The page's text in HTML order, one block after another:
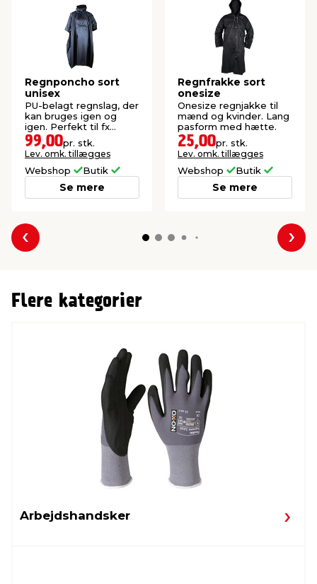
Regnponcho sort
unisex
PU-belagt regnslag, der
kan bruges igen og
igen. Perfekt til fx
festivalture eller til at
have i bilen.
99,00pr. stk.
Lev. omk. tillægges
Webshop Butik
Se mere
Regnfrakke sort
onesize
Onesize regnjakke til
mænd og kvinder. Lang
pasform med hætte.
25,00pr. stk.
Lev. omk. tillægges
Webshop Butik
Se mere
Forrige
Flere kategorier
Arbejdshandsker